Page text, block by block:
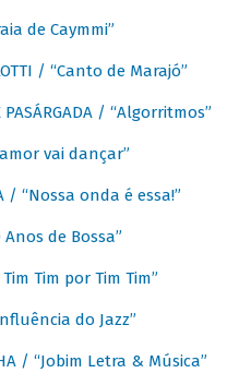
de Caymmi”
/ “Canto de Marajó”
PASÁRGADA / “Algorritmos”
vai dançar”
/ “Nossa onda é essa!”
de Bossa”
Tim por Tim Tim”
do Jazz”
/ “Jobim Letra & Música”